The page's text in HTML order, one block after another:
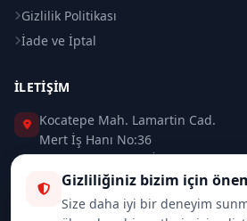
Gizlilik Politikası
İade ve İptal
İLETIŞIM
Kocatepe Mah. Lamartin Cad.
Mert İş Hanı No:36
Taksim / Beyoğlu / İSTANBUL
0 (212) 235 37 83
Gizliliğiniz bizim için
Size daha iyi bir deneyim